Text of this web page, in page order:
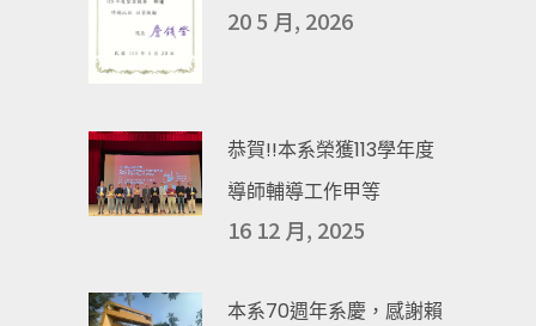
20 5 月, 2026
恭賀!!本系榮獲113學年度
導師輔導工作甲等
16 12 月, 2025
本系70週年系慶，感謝賴